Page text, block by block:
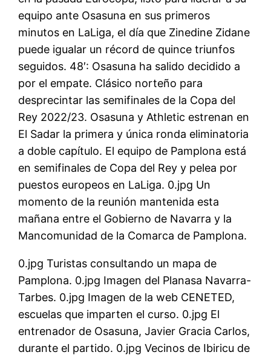
equipo ante Osasuna en sus primeros
minutos en LaLiga, el día que Zinedine Zidane
puede igualar un récord de quince triunfos
seguidos. 48′: Osasuna ha salido decidido a
por el empate. Clásico norteño para
desprecintar las semifinales de la Copa del
Rey 2022/23. Osasuna y Athletic estrenan en
El Sadar la primera y única ronda eliminatoria
a doble capítulo. El equipo de Pamplona está
en semifinales de Copa del Rey y pelea por
puestos europeos en LaLiga. 0.jpg Un
momento de la reunión mantenida esta
mañana entre el Gobierno de Navarra y la
Mancomunidad de la Comarca de Pamplona.
0.jpg Turistas consultando un mapa de
Pamplona. 0.jpg Imagen del Planasa Navarra-
Tarbes. 0.jpg Imagen de la web CENETED,
escuelas que imparten el curso. 0.jpg El
entrenador de Osasuna, Javier Gracia Carlos,
durante el partido. 0.jpg Vecinos de Ibiricu de